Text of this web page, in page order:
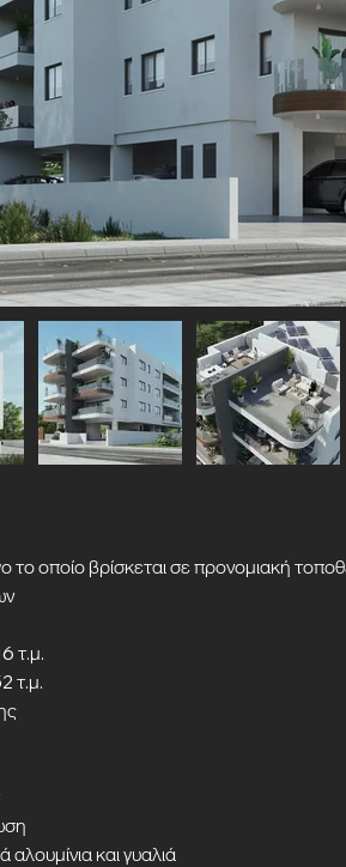
οποίο βρίσκεται σε προνομιακή
τ.μ.
τ.μ.
και γυαλιά